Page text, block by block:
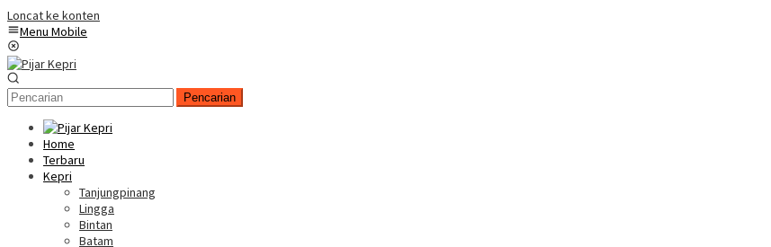
Loncat ke konten
Menu Mobile
Pencarian
Home
Terbaru
Kepri
Tanjungpinang
Lingga
Bintan
Batam